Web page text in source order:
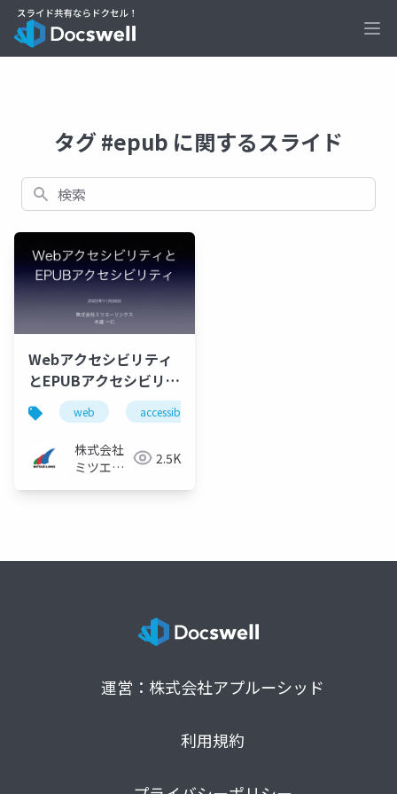
タグ #epub に関するスライド
検索
Webアクセシビリティ
とEPUBアクセシビリテ
ィ
web accessibility
株式会社
ミツエー
2.5K
運営：株式会社アプルーシッド
利用規約